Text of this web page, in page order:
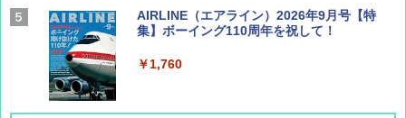
AIRLINE（エアライン）2026年9月号【特
集】ボーイング110周年を祝して！
￥1,760